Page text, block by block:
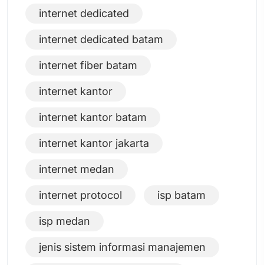
internet dedicated
internet dedicated batam
internet fiber batam
internet kantor
internet kantor batam
internet kantor jakarta
internet medan
internet protocol isp batam
isp medan
jenis sistem informasi manajemen